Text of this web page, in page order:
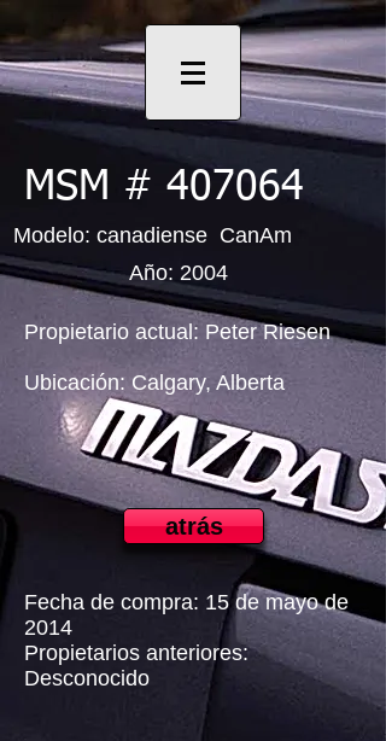
MSM # 407064
Modelo: canadiense CanAm
Año: 2004
Propietario actual: Peter Riesen
Ubicación: Calgary, Alberta
atrás
Fecha de compra: 15 de mayo de
2014
Propietarios anteriores:
Desconocido